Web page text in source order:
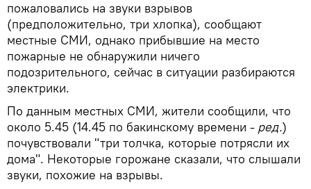
пожаловались на звуки взрывов
(предположительно, три хлопка), сообщают
местные СМИ, однако прибывшие на место
пожарные не обнаружили ничего
подозрительного, сейчас в ситуации разбираются
электрики.
По данным местных СМИ, жители сообщили, что
около 5.45 (14.45 по бакинскому времени - ред.)
почувствовали "три толчка, которые потрясли их
дома". Некоторые горожане сказали, что слышали
звуки, похожие на взрывы.